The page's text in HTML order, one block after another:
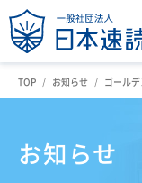
TOP お知らせ ゴール
お知らせ